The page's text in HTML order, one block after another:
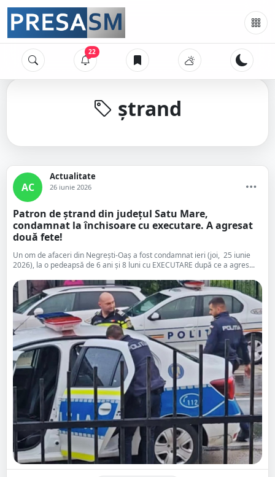
22
ștrand
AC
Actualitate
26 iunie 2026
Patron de ștrand din județul Satu Mare,
condamnat la închisoare cu executare. A agresat
două fete!
Un om de afaceri din Negrești-Oaș a fost condamnat ieri (joi, 25 iunie
2026), la o pedeapsă de 6 ani și 8 luni cu EXECUTARE după ce a agres...